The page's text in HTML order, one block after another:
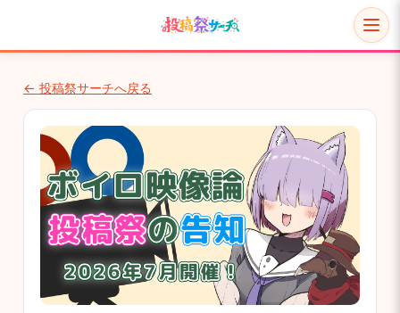
← 投稿祭サーチへ戻る